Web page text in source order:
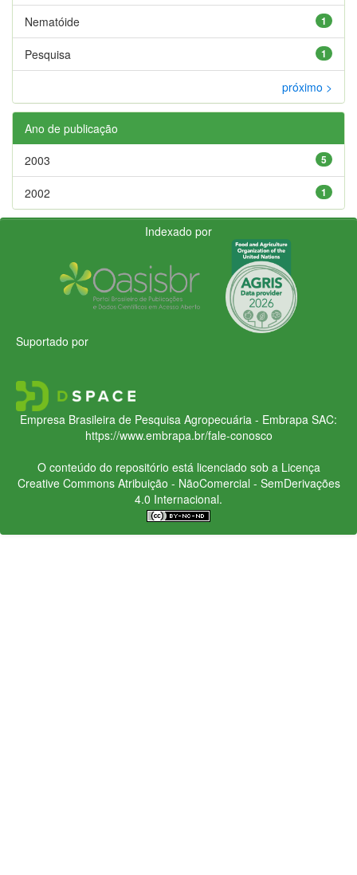
1
Nematóide
1
Pesquisa
próximo >
Ano de publicação
5
2003
1
2002
Indexado por
Suportado por
Empresa Brasileira de Pesquisa Agropecuária - Embrapa SAC:
https://www.embrapa.br/fale-conosco
O conteúdo do repositório está licenciado sob a Licença
Creative CommonsAtribuição - NãoComercial - SemDerivações
4.0 Internacional.